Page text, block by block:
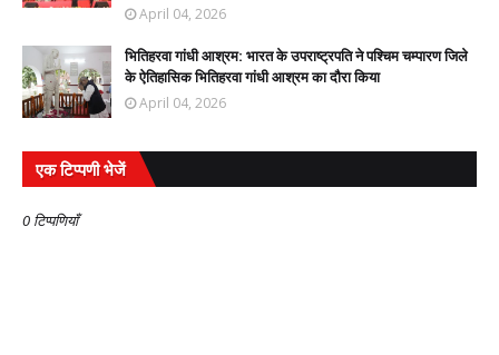
April 04, 2026
भितिहरवा गांधी आश्रम: भारत के उपराष्ट्रपति ने पश्चिम चम्पारण जिले
के ऐतिहासिक भितिहरवा गांधी आश्रम का दौरा किया
April 04, 2026
एक टिप्पणी भेजें
0 टिप्पणियाँ